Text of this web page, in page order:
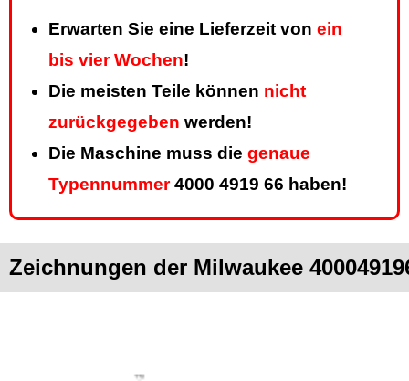
Erwarten Sie eine Lieferzeit von ein
bis vier Wochen!
Die meisten Teile können nicht
zurückgegeben werden!
Die Maschine muss die genaue
Typennummer4000 4919 66 haben!
Zeichnungen der Milwaukee